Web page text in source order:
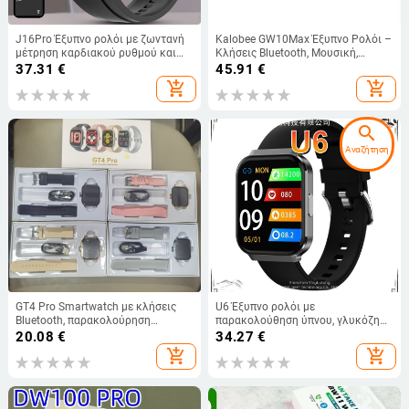
J16Pro Έξυπνο ρολόι με ζωντανή
μέτρηση καρδιακού ρυθμού και
οξυγόνου στο αίμα,
παρακολούθηση υγείας, αθλητικό
режим, κλήσεις Bluetooth
37.31 €
add_shopping_cart
Kalobee GW10Max Έξυπνο Ρολόι –
Κλήσεις Bluetooth, Μουσική,
Αθλητικές Λειτουργίες,
45.91 €
add_shopping_cart
GT4 Pro Smartwatch με κλήσεις
Bluetooth, παρακολούρηση
καρδιακού ρυθμού, μέτρηση
παρακολούρηση ύπνου, μέτρηση
20.08 €
add_shopping_cart
U6 Έξυπνο ρολόι με
παρακολούθηση ύπνου, γλυκόζη
αίματος, ρυθμό καρδιάς, οξυγόνο
αίματος, αρτηριακή πίεση, υγεία
και άθληση, κλήσεις Bluetooth
34.27 €
add_shopping_cart
search
Αναζήτηση